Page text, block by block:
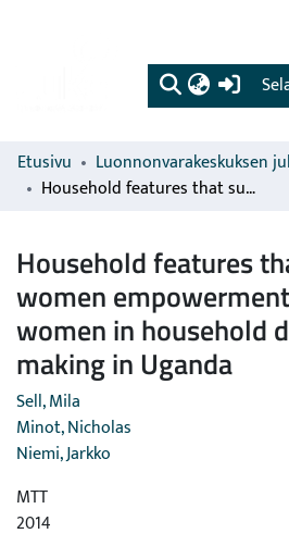
Etusivu
Household features that support women empowerment : the role of women in household decision-making in Uganda
Household features
women
women in household
making in Uganda
Sell, Mila
Minot, Nicholas
Niemi, Jarkko
MTT
2014